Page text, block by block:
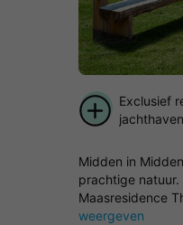
Exclusief
jachthaven
Midden in
prachtige
Maasresidence
weergeven